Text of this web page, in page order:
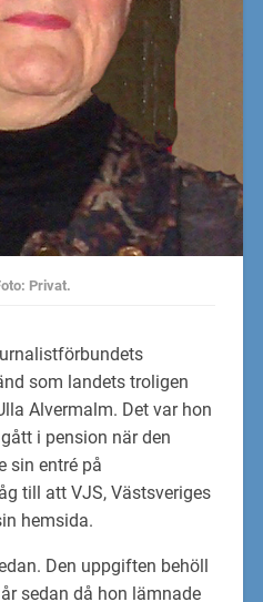
Privat.
som landets troligen
Alvermalm. Det var hon
i pension när den
sin entré på
till att VJS, Västsveriges
hemsida.
Den uppgiften behöll
sedan då hon lämnade